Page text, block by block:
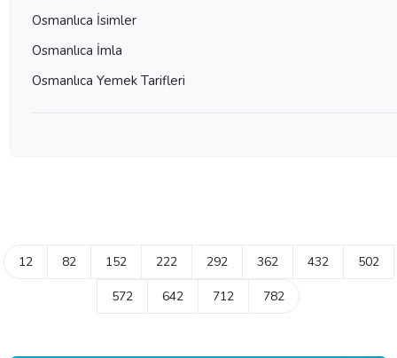
Osmanlıca İsimler
Osmanlıca İmla
Osmanlıca Yemek Tarifleri
12 82 152 222 292 362 432 502
572 642 712 782